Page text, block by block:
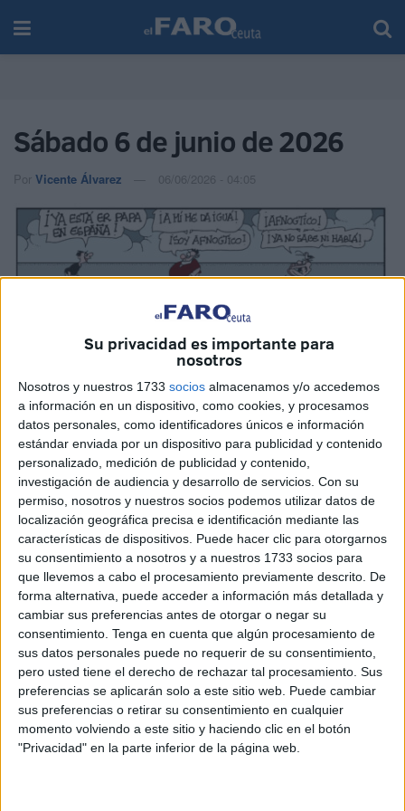
Su privacidad es importante para
nosotros
Nosotros y nuestros 1733 socios almacenamos y/o accedemos
a información en un dispositivo, como cookies, y procesamos
datos personales, como identificadores únicos e información
estándar enviada por un dispositivo para publicidad y contenido
personalizado, medición de publicidad y contenido,
investigación de audiencia y desarrollo de servicios. Con su
permiso, nosotros y nuestros socios podemos utilizar datos de
localización geográfica precisa e identificación mediante las
características de dispositivos. Puede hacer clic para otorgarnos
su consentimiento a nosotros y a nuestros 1733 socios para
que llevemos a cabo el procesamiento previamente descrito. De
forma alternativa, puede acceder a información más detallada y
cambiar sus preferencias antes de otorgar o negar su
consentimiento. Tenga en cuenta que algún procesamiento de
sus datos personales puede no requerir de su consentimiento,
pero usted tiene el derecho de rechazar tal procesamiento. Sus
preferencias se aplicarán solo a este sitio web. Puede cambiar
sus preferencias o retirar su consentimiento en cualquier
momento volviendo a este sitio y haciendo clic en el botón
"Privacidad" en la parte inferior de la página web.
Sábado 6 de junio de 2026
Por Vicente Álvarez 06/06/2026 - 04:05
RelatedPosts
Avanza la instalación de servicios
básicos para inmigrantes: una carpa, luz
y agua
HACE 38 MINUTOS
Persecución de la Guardia Civil a una
moto de agua en un pase de inmigrantes
HACE 2 HORAS
La Cámara de Comercio de Ceuta crea la
Oficina de Atención al Empresario frente
a la crisis
HACE 3 HORAS
La Guardia Civil localiza el cadáver de un
varón en la almadrabeta del Recinto